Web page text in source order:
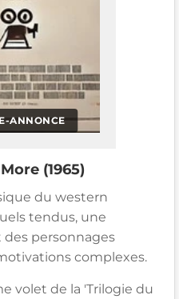
ANNONCE
(1965)
du western
tendus, une
personnages
complexes.
volet de la 'Trilogie du